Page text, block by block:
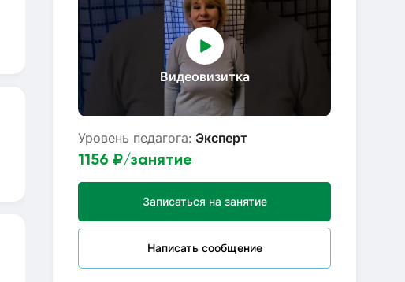
Видеовизитка
Уровень педагога: Эксперт
1156 ₽/занятие
Записаться на занятие
Написать сообщение